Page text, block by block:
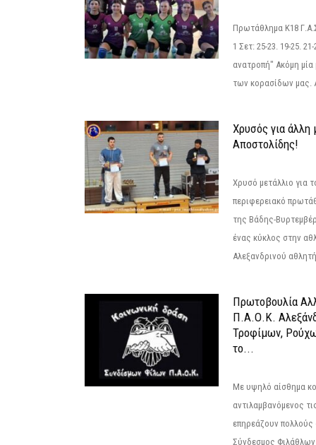
Πρωτάθλημα Κ18
1 Σετ: 25-23. 19-25.
ανατροπή" Ακόμη μία
των κορασίδων μας.
Χρυσός για άλλη
Αποστολίδης!
Χρυσό μετάλλιο για
περιφερειακό
της Βάδης-
ένας κύκλος στην
Αλεξανδρινού
Πρωτοβουλία
Π.Α.Ο.Κ.
Τροφίμων,
το...
Με υψηλό αίσθημα
αντιλαμβανόμενος
επηρεάζουν πολλούς
Σύνδεσμος